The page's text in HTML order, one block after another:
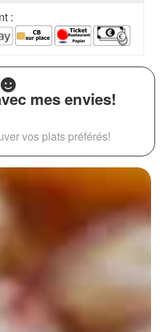
:
mes envies!
vos plats préférés!